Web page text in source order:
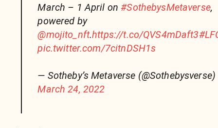
March – 1 April on#SothebysMetaverse,
powered by
@mojito_nft.https://t.co/QVS4mDaft3
pic.twitter.com/7citnDSH1s
— Sotheby’s Metaverse (@Sothebysverse)
March 24, 2022